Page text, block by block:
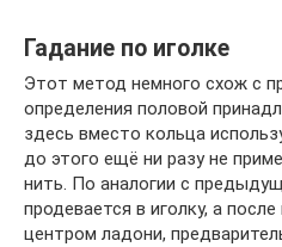
Гадание по иголке
Этот метод немного схож с
определения половой
здесь вместо кольца
до этого ещё ни разу не
нить. По аналогии с
продевается в иголку, а
центром ладони,